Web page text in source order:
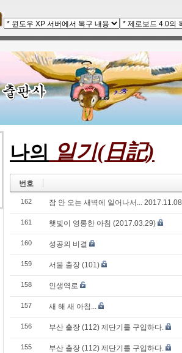
나의 일기(日記)
번호
162 잠 안 오는 새벽에 일어나서... 2017.11.08
161 햇빛이 영롱한 아침 (2017.03.29)
160 성공의 비결
159 서울 출장 (101)
158 인생역로
157 새 해 새 아침...
156 부산 출장 (112) 제단기를 구입하다.
155 부산 출장 (112) 제단기를 구입하다.